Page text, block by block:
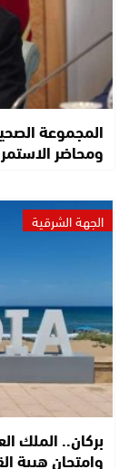
المجموعة
ومحاضر
الجهة الشرقية
بركان.. الملك
وامتحان هيبة